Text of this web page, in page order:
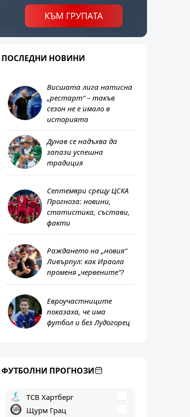
КЪМ ГРУПАТА
ПОСЛЕДНИ НОВИНИ
Висшата лига натисна
„рестарт“ – такъв
сезон не е имало в
историята
Дунав се надъхва да
запази успешна
традиция
Септември срещу ЦСКА
Прогноза: новини,
статистика, състави,
факти
Раждането на „новия“
Ливърпул: как Ираола
променя „червените“?
Евроучастниците
показаха, че има
футбол и без Лудогорец
ФУТБОЛНИ ПРОГНОЗИ
ФК Сервет
Грасхопърс
Суперлига - Швейцария, 8 август 21:30
Tipp3 Bundesliga - Austria, 8 август 20:30
ИК Старт
ФК Фредрикстад